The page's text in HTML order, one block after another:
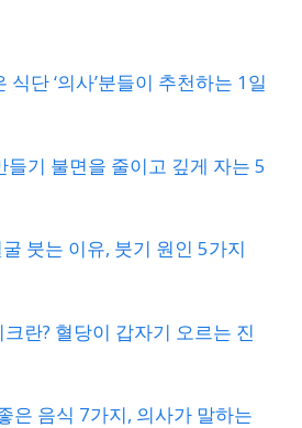
식단 ‘의사’분들이 추천하는 1일
들기 불면을 줄이고 깊게 자는 5
붓는 이유, 붓기 원인 5가지
란? 혈당이 갑자기 오르는 진
은 음식 7가지, 의사가 말하는